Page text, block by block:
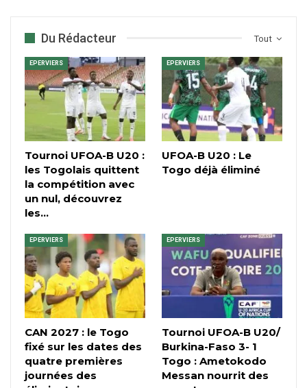
Tout
Du Rédacteur
EPERVIERS
Tournoi UFOA-B U20 :
les Togolais quittent
la compétition avec
un nul, découvrez
les…
EPERVIERS
UFOA-B U20 : Le
Togo déjà éliminé
EPERVIERS
CAN 2027 : le Togo
fixé sur les dates des
quatre premières
journées des
EPERVIERS
Tournoi UFOA-B U20/
Burkina-Faso 3- 1
Togo : Ametokodo
Messan nourrit des